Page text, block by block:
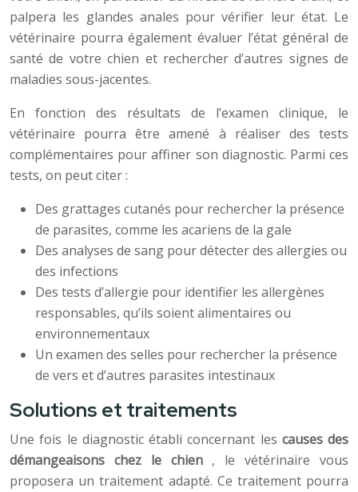
palpera les glandes anales pour vérifier leur état. Le
vétérinaire pourra également évaluer l’état général de
santé de votre chien et rechercher d’autres signes de
maladies sous-jacentes.
En fonction des résultats de l’examen clinique, le
vétérinaire pourra être amené à réaliser des tests
complémentaires pour affiner son diagnostic. Parmi ces
tests, on peut citer :
Des grattages cutanés pour rechercher la présence
de parasites, comme les acariens de la gale
Des analyses de sang pour détecter des allergies ou
des infections
Des tests d’allergie pour identifier les allergènes
responsables, qu’ils soient alimentaires ou
environnementaux
Un examen des selles pour rechercher la présence
de vers et d’autres parasites intestinaux
Solutions et traitements
Une fois le diagnostic établi concernant les causes des
démangeaisons chez le chien , le vétérinaire vous
proposera un traitement adapté. Ce traitement pourra